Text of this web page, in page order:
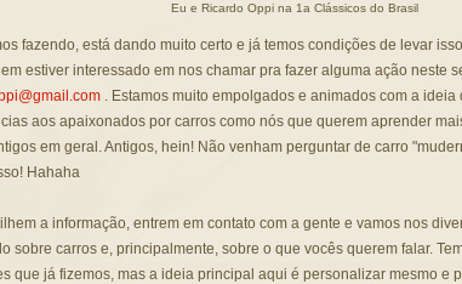
Eu e Ricardo Oppi na 1a Clássicos do Brasil
fazendo, está dando muito certo e já temos condições de levar
estiver interessado em nos chamar pra fazer alguma ação neste
. Estamos muito empolgados e animados com a ideia
aos apaixonados por carros como nós que querem aprender
em geral. Antigos, hein! Não venham perguntar de carro
Hahaha
a informação, entrem em contato com a gente e vamos nos
sobre carros e, principalmente, sobre o que vocês querem falar.
que já fizemos, mas a ideia principal aqui é personalizar mesmo e